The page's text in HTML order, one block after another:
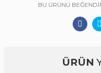
BU ÜRÜNÜ
ÜRÜN